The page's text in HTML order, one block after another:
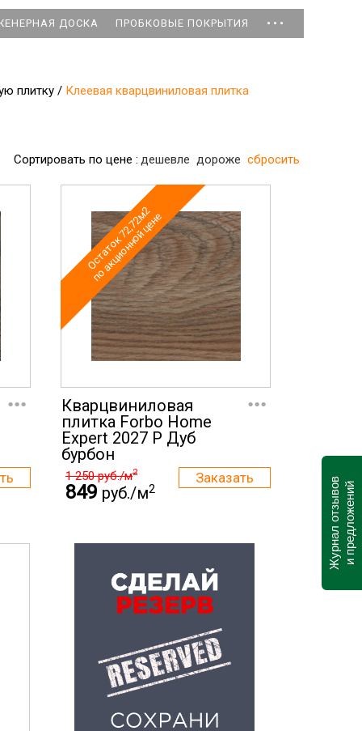
ДОСКА ПРОБКОВЫЕ ПОКРЫТИЯ ...
плитку / Клеевая кварцвиниловая плитка
Сортировать по цене : дешевле дороже сбросить
...
Остаток 72,72м2
по акционной цене
Кварцвиниловая
плитка Forbo Home
Expert 2027 P Дуб
бурбон
...
1 250руб./м2
849 руб./м2 Журнал отзывови предложений